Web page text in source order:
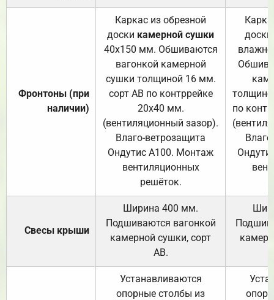
Фронтоны (при
наличии)
Каркас из обрезной
доски камерной сушки
40х150 мм. Обшиваются
вагонкой камерной
сушки толщиной 16 мм.
сорт АВ по контррейке
20х40 мм.
(вентиляционный зазор).
Влаго-ветрозащита
Ондутис А100. Монтаж
вентиляционных
решёток.
доски
по
Свесы крыши
Ширина 400 мм.
Подшиваются вагонкой
камерной сушки, сорт
АВ.
Устанавливаются
опорные столбы из